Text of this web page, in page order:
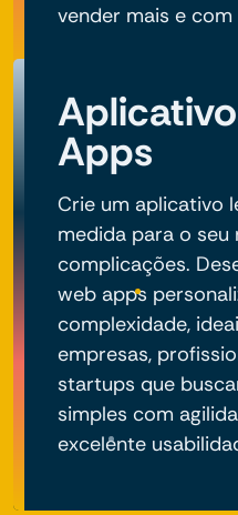
vender mais e com
Apps
Crie um aplicativo
medida para o seu
complicações.
web apps
complexidade,
empresas,
startups que
simples com
excelente